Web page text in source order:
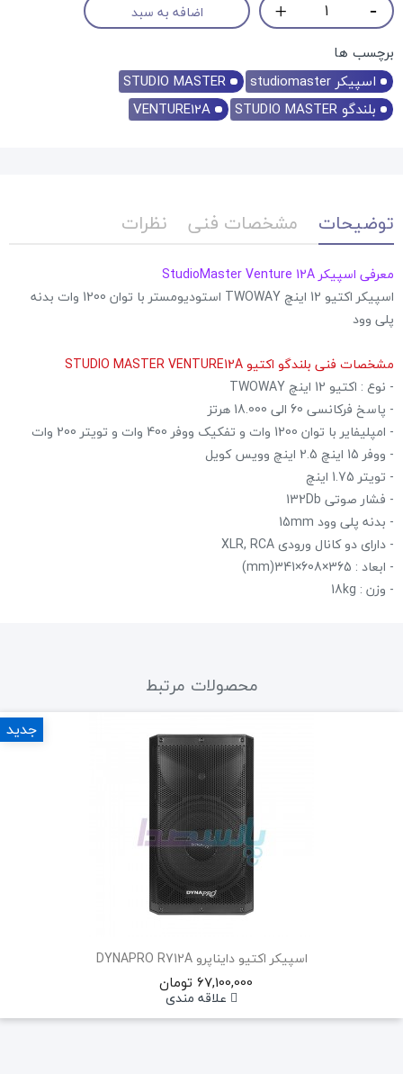
اضافه به سبد
برچسب ها
اسپیکر studiomaster
STUDIO MASTER
بلندگو STUDIO MASTER
VENTURE12A
توضیحات مشخصات فنی نظرات
معرفی اسپیکر StudioMaster Venture 12A
اسپیکر اکتیو 12 اینچ TWOWAY استودیومستر با توان 1200 وات بدنه
پلی وود
مشخصات فنی بلندگو اکتیو STUDIO MASTER VENTURE12A
- نوع : اکتیو 12 اینچ TWOWAY
- پاسخ فرکانسی 60 الی 18.000 هرتز
- امپلیفایر با توان 1200 وات و تفکیک ووفر 400 وات و تویتر 200 وات
- ووفر 15 اینچ 2.5 اینچ وویس کویل
- تویتر 1.75 اینچ
- فشار صوتی 132Db
- بدنه پلی وود 15mm
- دارای دو کانال ورودی XLR, RCA
- ابعاد : 365×608×341(mm)
- وزن : 18kg
محصولات مرتبط
اسپیکر اکتیو دایناپرو DYNAPRO R712A
67,100,000 تومان
علاقه مندی
جدید